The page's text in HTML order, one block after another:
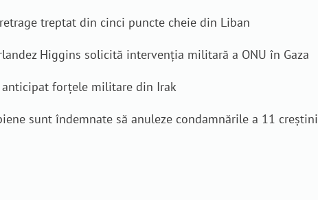
treptat din cinci puncte cheie din Liban
Higgins solicită intervenția militară a ONU în Gaza
anticipat forțele militare din Irak
sunt îndemnate să anuleze condamnările a 11 creștini